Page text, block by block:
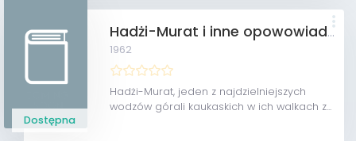
Dostępna
Hadżi-Murat i inne opowowiadania
1962
Hadżi-Murat, jeden z najdzielniejszych
wodzów górali kaukaskich w ich walkach z...